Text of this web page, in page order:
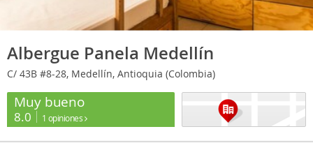
Albergue Panela Medellín
C/ 43B #8-28, Medellín, Antioquia (Colombia)
Muy bueno
8.0 1 opiniones